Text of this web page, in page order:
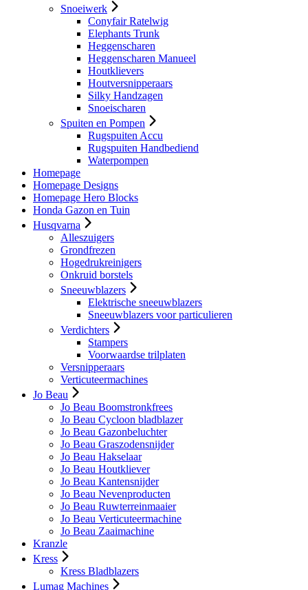
Snoeiwerk
Conyfair Ratelwig
Elephants Trunk
Heggenscharen
Heggenscharen Manueel
Houtklievers
Houtversnipperaars
Silky Handzagen
Snoeischaren
Spuiten en Pompen
Rugspuiten Accu
Rugspuiten Handbediend
Waterpompen
Homepage
Homepage Designs
Homepage Hero Blocks
Honda Gazon en Tuin
Husqvarna
Alleszuigers
Grondfrezen
Hogedrukreinigers
Onkruid borstels
Sneeuwblazers
Elektrische sneeuwblazers
Sneeuwblazers voor particulieren
Verdichters
Stampers
Voorwaardse trilplaten
Versnipperaars
Verticuteermachines
Jo Beau
Jo Beau Boomstronkfrees
Jo Beau Cycloon bladblazer
Jo Beau Gazonbeluchter
Jo Beau Graszodensnijder
Jo Beau Hakselaar
Jo Beau Houtkliever
Jo Beau Kantensnijder
Jo Beau Nevenproducten
Jo Beau Ruwterreinmaaier
Jo Beau Verticuteermachine
Jo Beau Zaaimachine
Kranzle
Kress
Kress Bladblazers
Lumag Machines